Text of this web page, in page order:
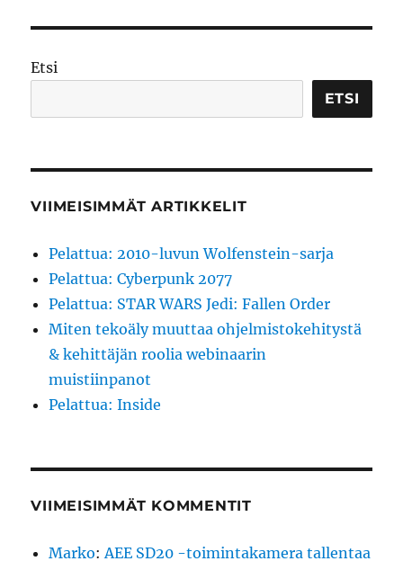
pieniä
Etsi
ETSI
VIIMEISIMMÄT ARTIKKELIT
Pelattua: 2010-luvun Wolfenstein-sarja
Pelattua: Cyberpunk 2077
Pelattua: STAR WARS Jedi: Fallen Order
Miten tekoäly muuttaa ohjelmistokehitystä
& kehittäjän roolia webinaarin
muistiinpanot
Pelattua: Inside
VIIMEISIMMÄT KOMMENTIT
Marko: AEE SD20 -toimintakamera tallentaa